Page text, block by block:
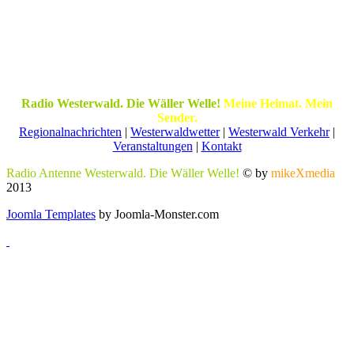
Radio Westerwald. Die Wäller Welle! Meine Heimat. Mein
Sender.
Regionalnachrichten | Westerwaldwetter| Westerwald Verkehr|
Veranstaltungen | Kontakt
Radio Antenne Westerwald. Die Wäller Welle! © by mikeXmedia
2013
Joomla Templates by Joomla-Monster.com